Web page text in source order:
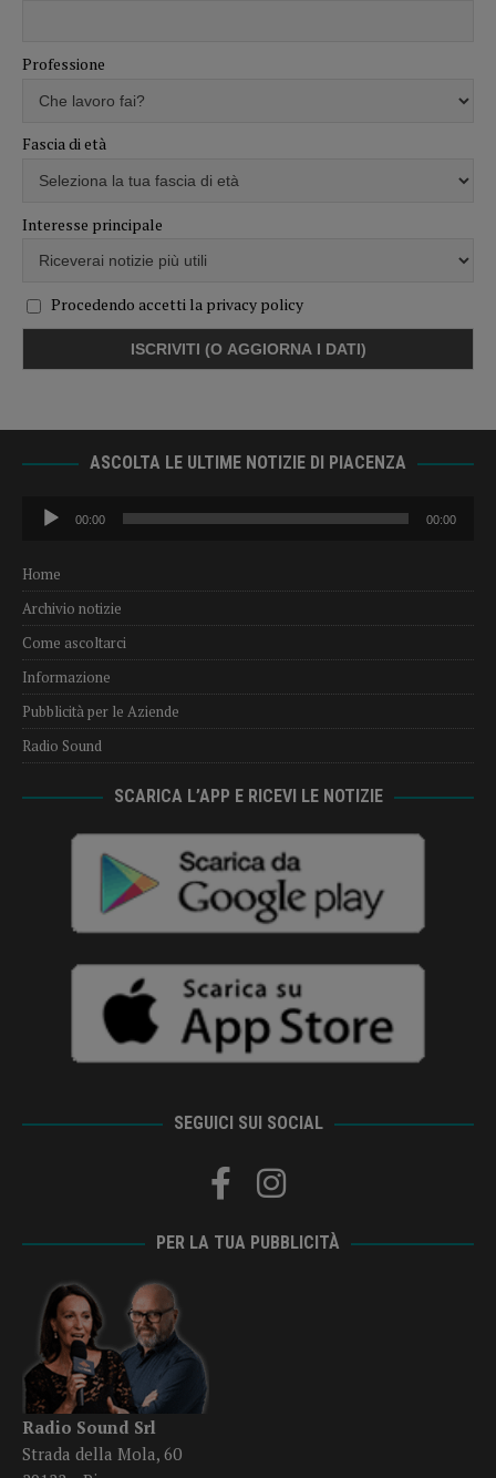
Professione
Fascia di età
Interesse principale
Procedendo accetti la privacy policy
ASCOLTA LE ULTIME NOTIZIE DI PIACENZA
Audio
Player
00:00 00:00
Home
Archivio notizie
Come ascoltarci
Informazione
Pubblicità per le Aziende
Radio Sound
SCARICA L’APP E RICEVI LE NOTIZIE
SEGUICI SUI SOCIAL
PER LA TUA PUBBLICITÀ
Radio Sound Srl
Strada della Mola, 60